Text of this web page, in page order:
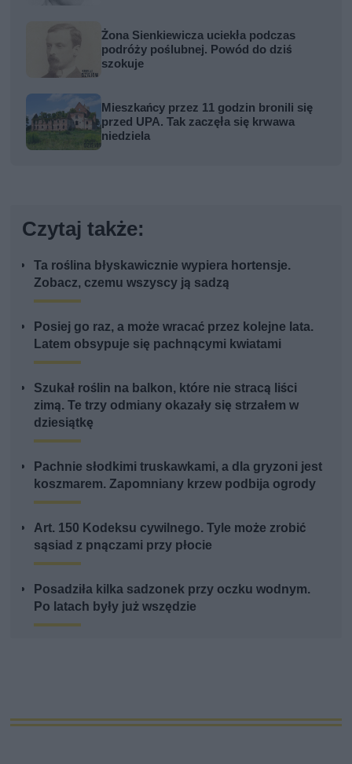
Żona Sienkiewicza uciekła podczas
podróży poślubnej. Powód do dziś
szokuje
Mieszkańcy przez 11 godzin bronili się
przed UPA. Tak zaczęła się krwawa
niedziela
Czytaj także:
Ta roślina błyskawicznie wypiera hortensje.
Zobacz, czemu wszyscy ją sadzą
Posiej go raz, a może wracać przez kolejne lata.
Latem obsypuje się pachnącymi kwiatami
Szukał roślin na balkon, które nie stracą liści
zimą. Te trzy odmiany okazały się strzałem w
dziesiątkę
Pachnie słodkimi truskawkami, a dla gryzoni jest
koszmarem. Zapomniany krzew podbija ogrody
Art. 150 Kodeksu cywilnego. Tyle może zrobić
sąsiad z pnączami przy płocie
Posadziła kilka sadzonek przy oczku wodnym.
Po latach były już wszędzie